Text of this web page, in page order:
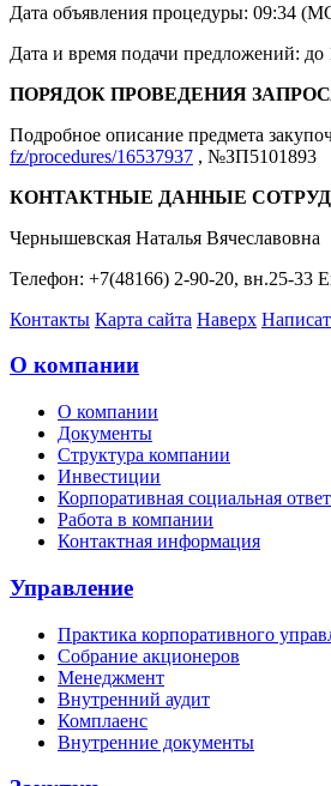
Дата объявления процедуры: 09:34
Дата и время подачи предложений:
ПОРЯДОК ПРОВЕДЕНИЯ
Подробное описание предмета
fz/procedures/16537937 , №ЗП5101893
КОНТАКТНЫЕ ДАННЫЕ
Чернышевская Наталья Вячеславовна
Телефон: +7(48166) 2-90-20, вн.25-33
Контакты Карта сайта Наверх
О компании
О компании
Документы
Структура компании
Инвестиции
Корпоративная социальная
Работа в компании
Контактная информация
Управление
Практика корпоративного
Собрание акционеров
Менеджмент
Внутренний аудит
Комплаенс
Внутренние документы